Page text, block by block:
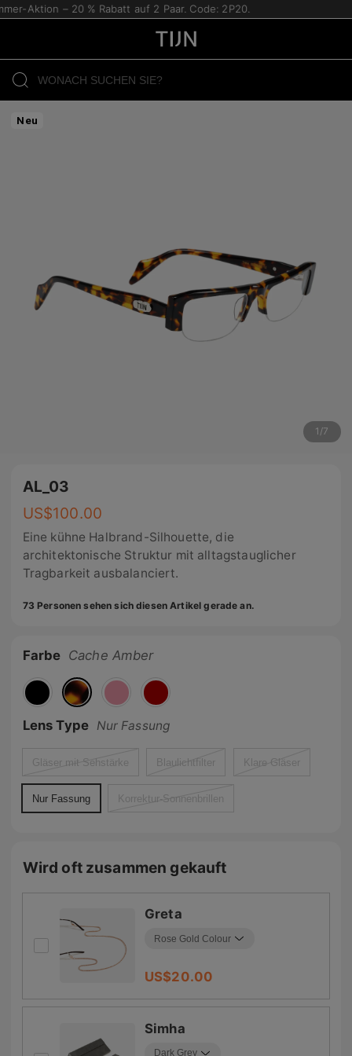
Aktion – 20 % Rabatt auf 2 Paar. Code: 2P20.
Neu
1 /7
AL_03
US$100.00
Eine kühne Halbrand-Silhouette, die
architektonische Struktur mit alltagstauglicher
Tragbarkeit ausbalanciert.
73 Personen sehen sich diesen Artikel gerade an.
Farbe Cache Amber
Lens Type Nur Fassung
Gläser mit Sehstärke Blaulichtfilter Klare Gläser
Nur Fassung Korrektur-Sonnenbrillen
Wird oft zusammen gekauft
Greta
US$20.00
Simha